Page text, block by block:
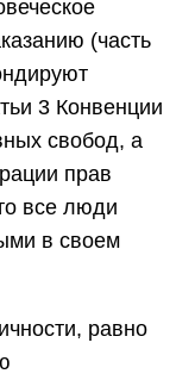
(часть
3 Конвенции
свобод, а
прав
все люди
в своем
равно